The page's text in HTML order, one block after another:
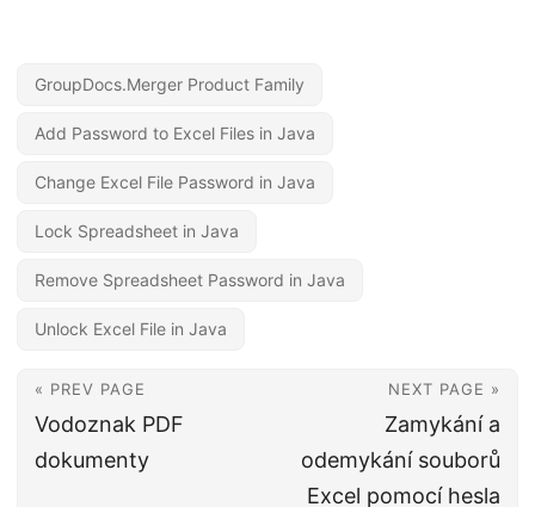
GroupDocs.Merger Product Family
Add Password to Excel Files in Java
Change Excel File Password in Java
Lock Spreadsheet in Java
Remove Spreadsheet Password in Java
Unlock Excel File in Java
« PREV PAGE
Vodoznak PDF
dokumenty
NEXT PAGE »
Zamykání a
odemykání souborů
Excel pomocí hesla